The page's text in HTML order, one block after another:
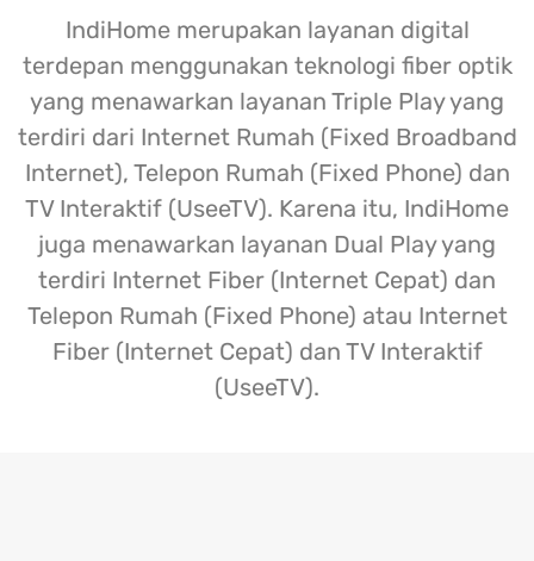
IndiHome merupakan layanan digital
terdepan menggunakan teknologi fiber optik
yang menawarkan layanan Triple Play yang
terdiri dari Internet Rumah (Fixed Broadband
Internet), Telepon Rumah (Fixed Phone) dan
TV Interaktif (UseeTV). Karena itu, IndiHome
juga menawarkan layanan Dual Play yang
terdiri Internet Fiber (Internet Cepat) dan
Telepon Rumah (Fixed Phone) atau Internet
Fiber (Internet Cepat) dan TV Interaktif
(UseeTV).